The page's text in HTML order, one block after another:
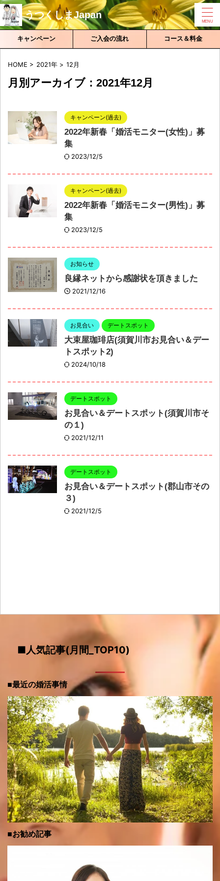
うつくしまJapan
キャンペーン ご入会の流れ コース＆料金
HOME > 2021年 > 12月
月別アーカイブ：2021年12月
キャンペーン(過去)
2022年新春「婚活モニター(女性)」募
集
2023/12/5
キャンペーン(過去)
2022年新春「婚活モニター(男性)」募
集
2023/12/5
お知らせ
良縁ネットから感謝状を頂きました
2021/12/16
お見合い デートスポット
大束屋珈琲店(須賀川市お見合い＆デー
トスポット2)
2024/10/18
デートスポット
お見合い＆デートスポット(須賀川市そ
の１)
2021/12/11
デートスポット
お見合い＆デートスポット(郡山市その
３)
2021/12/5
■人気記事(月間_TOP10)
■最近の婚活事情
■お勧め記事